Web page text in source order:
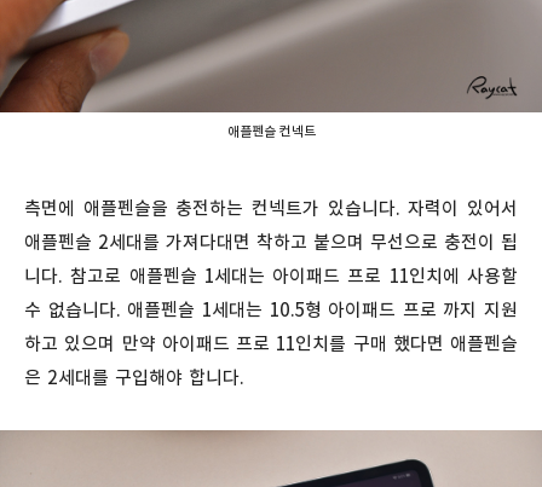
애플펜슬 컨넥트
측면에 애플펜슬을 충전하는 컨넥트가 있습니다. 자력이 있어서
애플펜슬 2세대를 가져다대면 착하고 붙으며 무선으로 충전이 됩
니다. 참고로 애플펜슬 1세대는 아이패드 프로 11인치에 사용할
수 없습니다. 애플펜슬 1세대는 10.5형 아이패드 프로 까지 지원
하고 있으며 만약 아이패드 프로 11인치를 구매 했다면 애플펜슬
은 2세대를 구입해야 합니다.